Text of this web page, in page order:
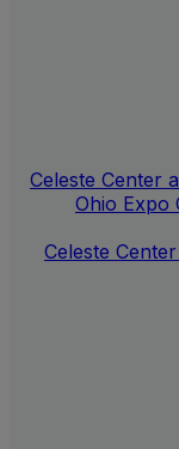
Celeste
Ohio
Celeste